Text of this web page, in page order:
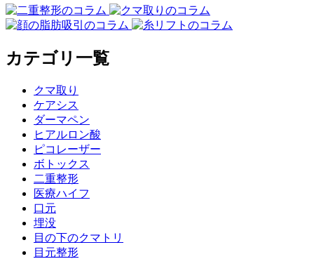
カテゴリ一覧
クマ取り
ケアシス
ダーマペン
ヒアルロン酸
ピコレーザー
ボトックス
二重整形
医療ハイフ
口元
埋没
目の下のクマトリ
目元整形